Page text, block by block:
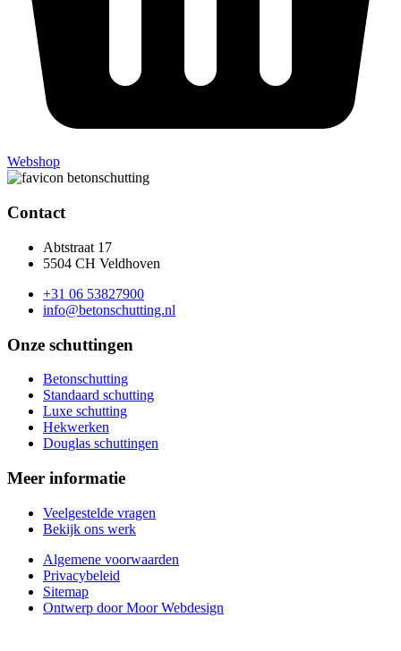
Webshop
Contact
Abtstraat 17
5504 CH Veldhoven
+31 06 53827900
info@betonschutting.nl
Onze schuttingen
Betonschutting
Standaard schutting
Luxe schutting
Hekwerken
Douglas schuttingen
Meer informatie
Veelgestelde vragen
Bekijk ons werk
Algemene voorwaarden
Privacybeleid
Sitemap
Ontwerp door Moor Webdesign